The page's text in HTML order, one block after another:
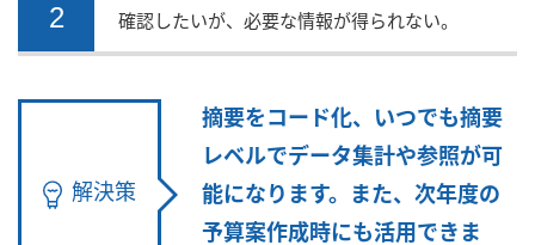
2
確認したいが、必要な情報が得られない。
解決策
摘要をコード化、いつでも摘要
レベルでデータ集計や参照が可
能になります。また、次年度の
予算案作成時にも活用できま